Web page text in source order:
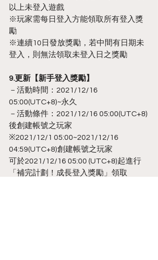
以上未登入遊戲
※玩家需每日登入方能領取所有登入獎
勵
※連續10日發放獎勵，若中間有日期未
登入，則無法領取未登入日之獎勵
9.更新【新手登入獎勵】
－活動時間：2021/12/16
05:00(UTC+8)~永久
－活動條件：2021/12/16 05:00(UTC+8)
後創建帳號之玩家
※2021/12/1 05:00~2021/12/16
04:59(UTC+8)創建帳號之玩家
可於2021/12/16 05:00 (UTC+8)起進行
「補完計劃！成長登入獎勵」領取